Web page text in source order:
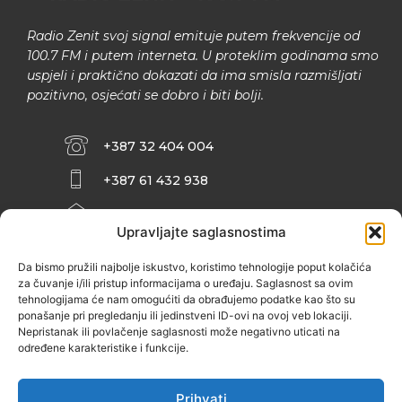
Upravljajte saglasnostima
Da bismo pružili najbolje iskustvo, koristimo tehnologije poput kolačića
za čuvanje i/ili pristup informacijama o uređaju. Saglasnost sa ovim
tehnologijama će nam omogućiti da obrađujemo podatke kao što su
ponašanje pri pregledanju ili jedinstveni ID-ovi na ovoj veb lokaciji.
Nepristanak ili povlačenje saglasnosti može negativno uticati na
određene karakteristike i funkcije.
Prihvati
Radio Zenit svoj signal emituje putem frekvencije od
100.7 FM i putem interneta. U proteklim godinama smo
uspjeli i praktično dokazati da ima smisla razmišljati
pozitivno, osjećati se dobro i biti bolji.
+387 32 404 004
+387 61 432 938
INFO@ZENIT.BA
ZENIČANKA, 3. SPRAT), 72000 ZENICA